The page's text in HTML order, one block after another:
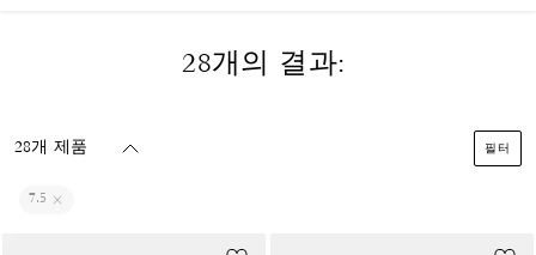
28개의 결과:
28개 제품 필터
7.5